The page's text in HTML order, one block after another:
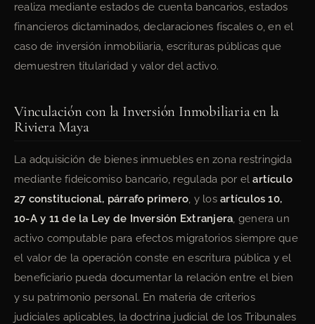
realiza mediante estados de cuenta bancarios, estados
financieros dictaminados, declaraciones fiscales o, en el
caso de inversión inmobiliaria, escrituras públicas que
demuestren titularidad y valor del activo.
Vinculación con la Inversión Inmobiliaria en la
Riviera Maya
La adquisición de bienes inmuebles en zona restringida
mediante fideicomiso bancario, regulada por elartículo
27 constitucional, párrafo primero, y losartículos 10,
10-A y 11 de la Ley de Inversión Extranjera, genera un
activo computable para efectos migratorios siempre que
el valor de la operación conste en escritura pública y el
beneficiario pueda documentar la relación entre el bien
y su patrimonio personal. En materia de criterios
judiciales aplicables, la doctrina judicial de los Tribunales